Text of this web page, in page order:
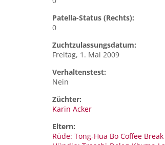
Patella-Status (Rechts):
0
Zuchtzulassungsdatum:
Freitag, 1. Mai 2009
Verhaltenstest:
Nein
Züchter:
Karin Acker
Eltern:
Rüde: Tong-Hua Bo Coffee Break